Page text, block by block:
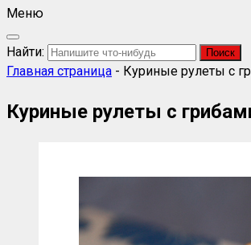
Меню
Найти:
Главная страница - Куриные рулеты с
Куриные рулеты с